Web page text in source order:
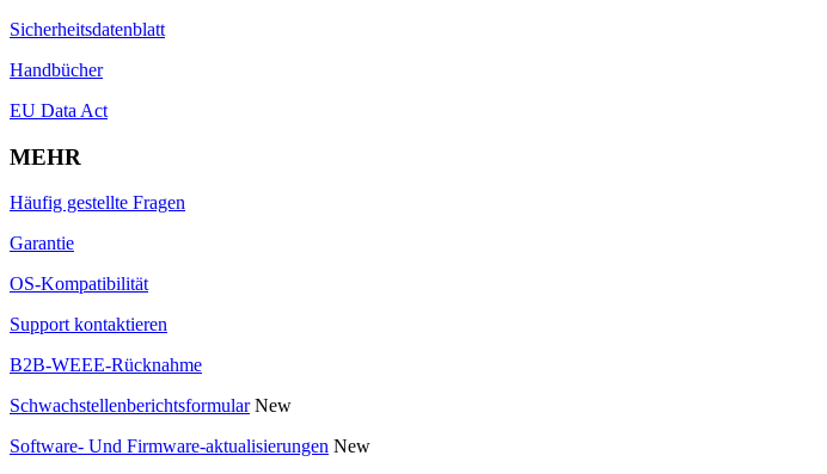
Sicherheitsdatenblatt
Handbücher
EU Data Act
MEHR
Häufig gestellte Fragen
Garantie
OS-Kompatibilität
Support kontaktieren
B2B-WEEE-Rücknahme
Schwachstellenberichtsformular New
Software- Und Firmware-aktualisierungen New